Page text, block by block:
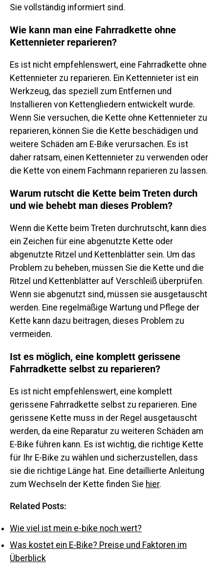
Sie vollständig informiert sind.
Wie kann man eine Fahrradkette ohne
Kettennieter reparieren?
Es ist nicht empfehlenswert, eine Fahrradkette ohne
Kettennieter zu reparieren. Ein Kettennieter ist ein
Werkzeug, das speziell zum Entfernen und
Installieren von Kettengliedern entwickelt wurde.
Wenn Sie versuchen, die Kette ohne Kettennieter zu
reparieren, können Sie die Kette beschädigen und
weitere Schäden am E-Bike verursachen. Es ist
daher ratsam, einen Kettennieter zu verwenden oder
die Kette von einem Fachmann reparieren zu lassen.
Warum rutscht die Kette beim Treten durch
und wie behebt man dieses Problem?
Wenn die Kette beim Treten durchrutscht, kann dies
ein Zeichen für eine abgenutzte Kette oder
abgenutzte Ritzel und Kettenblätter sein. Um das
Problem zu beheben, müssen Sie die Kette und die
Ritzel und Kettenblätter auf Verschleiß überprüfen.
Wenn sie abgenutzt sind, müssen sie ausgetauscht
werden. Eine regelmäßige Wartung und Pflege der
Kette kann dazu beitragen, dieses Problem zu
vermeiden.
Ist es möglich, eine komplett gerissene
Fahrradkette selbst zu reparieren?
Es ist nicht empfehlenswert, eine komplett
gerissene Fahrradkette selbst zu reparieren. Eine
gerissene Kette muss in der Regel ausgetauscht
werden, da eine Reparatur zu weiteren Schäden am
E-Bike führen kann. Es ist wichtig, die richtige Kette
für Ihr E-Bike zu wählen und sicherzustellen, dass
sie die richtige Länge hat. Eine detaillierte Anleitung
zum Wechseln der Kette finden Sie hier.
Related Posts:
Wie viel ist mein e-bike noch wert?
Was kostet ein E-Bike? Preise und Faktoren im
Überblick